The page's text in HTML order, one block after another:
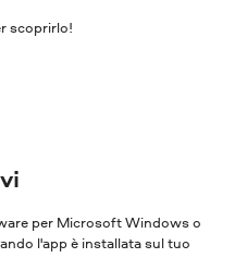
scoprirlo!
per Microsoft Windows o
l'app è installata sul tuo